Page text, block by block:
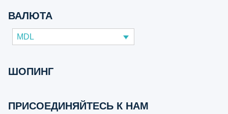
ВАЛЮТА
MDL
ШОПИНГ
ПРИСОЕДИНЯЙТЕСЬ К НАМ